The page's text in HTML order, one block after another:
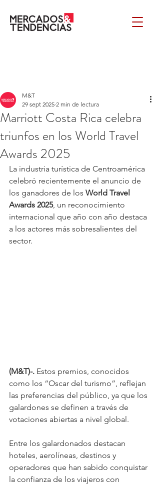
Marriott Costa Rica celebra
triunfos en los World Travel
Awards 2025
M&T
29 sept 2025 2 min de lectura
La industria turística de Centroamérica
celebró recientemente el anuncio de
los ganadores de los World Travel
Awards 2025, un reconocimiento
internacional que año con año destaca
a los actores más sobresalientes del
sector.
(M&T)-. Estos premios, conocidos
como los “Oscar del turismo”, reflejan
las preferencias del público, ya que los
galardones se definen a través de
votaciones abiertas a nivel global.
Entre los galardonados destacan
hoteles, aerolíneas, destinos y
operadores que han sabido conquistar
la confianza de los viajeros con